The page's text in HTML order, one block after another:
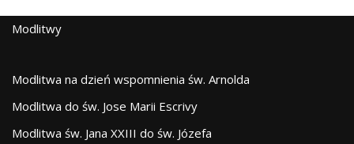
Modlitwy
Modlitwa na dzień wspomnienia św. Arnolda
Modlitwa do św. Jose Marii Escrivy
Modlitwa św. Jana XXIII do św. Józefa